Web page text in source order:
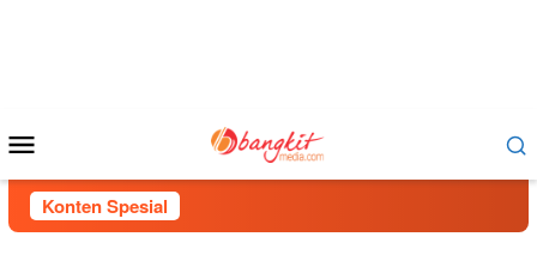
Mobile
Konten Spesial